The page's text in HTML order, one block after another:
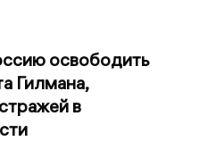
освободить
Гилмана,
в